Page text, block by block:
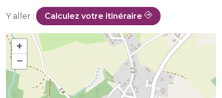
Y aller : Calculez votre itinéraire
+
−